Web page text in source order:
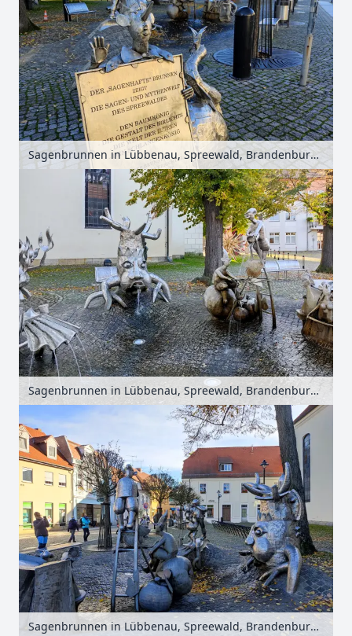
Sagenbrunnen in Lübbenau, Spreewald, Brandenburg, Deutschland
Sagenbrunnen in Lübbenau, Spreewald, Brandenburg, Deutschland
Sagenbrunnen in Lübbenau, Spreewald, Brandenburg, Deutschland